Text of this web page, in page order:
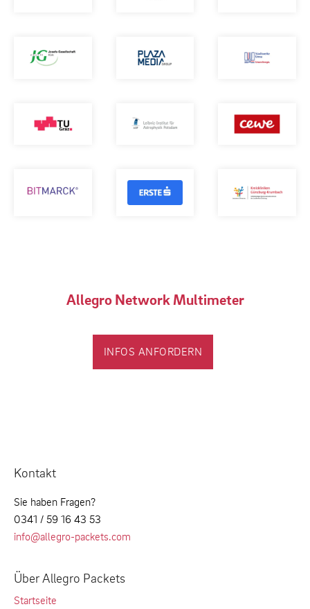
Allegro Network Multimeter
INFOS ANFORDERN
Kontakt
Sie haben Fragen?
0341 / 59 16 43 53
info@allegro-packets.com
Über Allegro Packets
Startseite